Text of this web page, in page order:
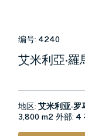
编号: 4240
艾米利亞·
地区:艾米利亚-罗
3,800 m2外部: 4